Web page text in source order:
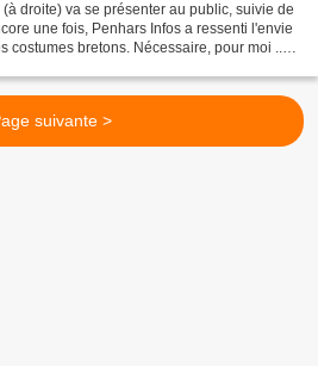
droite) va se présenter au public, suivie de
costumes bretons. Nécessaire, pour moi ...
suivante >